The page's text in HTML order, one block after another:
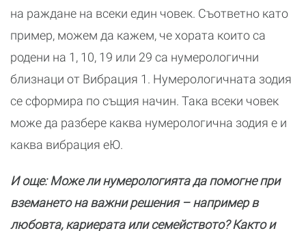
на раждане на всеки един човек. Съответно като
пример, можем да кажем, че хората които са
родени на 1, 10, 19 или 29 са нумерологични
близнаци от Вибрация 1. Нумерологичната зодия
се сформира по същия начин. Така всеки човек
може да разбере каква нумерологична зодия е и
каква вибрация еЮ.
И още: Може ли нумерологията да помогне при
вземането на важни решения – например в
любовта, кариерата или семейството? Както и